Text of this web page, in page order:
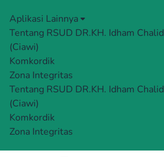
Aplikasi Lainnya
Tentang RSUD DR.KH. Idham Chalid
(Ciawi)
Komkordik
Zona Integritas
Tentang RSUD DR.KH. Idham Chalid
(Ciawi)
Komkordik
Zona Integritas